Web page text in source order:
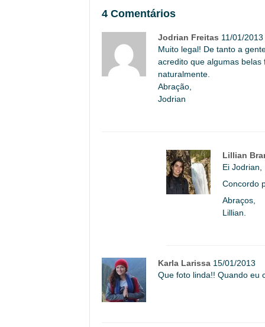
4 Comentários
Jodrian Freitas 11/01/2013
Muito legal! De tanto a
acredito que algumas
naturalmente.
Abração,
Jodrian
Lillian
Ei Jodrian,
Concordo
Abraços,
Lillian.
Karla Larissa 15/01/2013
Que foto linda!! Quando eu